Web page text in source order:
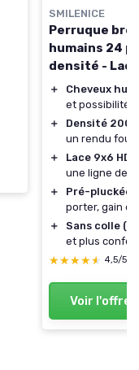
SMILENICE
Perruque
humains 24
densité -
＋
Cheveux
et possibilité
＋
Densité
un rendu
＋
Lace 9x6 HD
une ligne de
＋
Pré-pluckée
porter, gain
＋
Sans colle
et plus
★★★★★
★★★★★ 4,5/5
Voir l'offre